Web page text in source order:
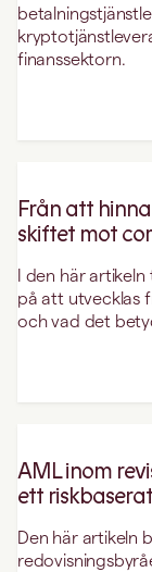
finanssektorn.
Från att
skiftet mot
I den här
på att utvecklas
och vad det
AML inom
ett
Den här artikeln